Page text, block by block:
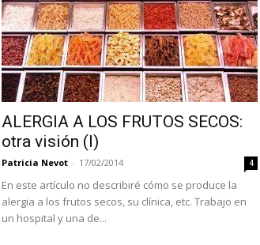
ALERGIA A LOS FRUTOS SECOS:
otra visión (I)
Patricia Nevot - 17/02/2014 4
En este artículo no describiré cómo se produce la
alergia a los frutos secos, su clínica, etc. Trabajo en
un hospital y una de...